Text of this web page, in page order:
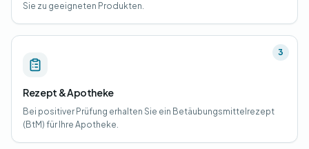
Sie zu geeigneten Produkten.
3
Rezept & Apotheke
Bei positiver Prüfung erhalten Sie ein Betäubungsmittelrezept
(BtM) für Ihre Apotheke.